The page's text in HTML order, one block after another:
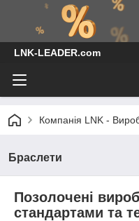
LNK-LEADER.com
Компанія LNK -
Браслети
Позолочені
стандартами та